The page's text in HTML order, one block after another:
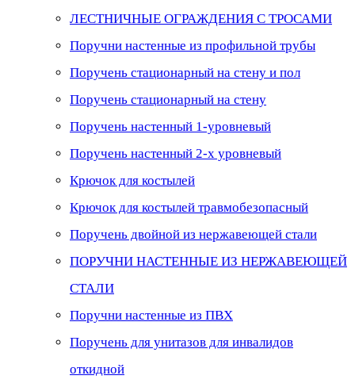
ЛЕСТНИЧНЫЕ ОГРАЖДЕНИЯ С ТРОСАМИ
Поручни настенные из профильной трубы
Поручень стационарный на стену и пол
Поручень стационарный на стену
Поручень настенный 1-уровневый
Поручень настенный 2-х уровневый
Крючок для костылей
Крючок для костылей травмобезопасный
Поручень двойной из нержавеющей стали
ПОРУЧНИ НАСТЕННЫЕ ИЗ НЕРЖАВЕЮЩЕЙ
СТАЛИ
Поручни настенные из ПВХ
Поручень для унитазов для инвалидов
откидной